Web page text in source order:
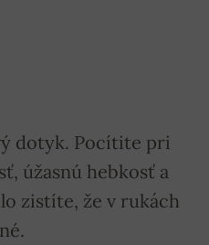
dotyk. Pocítite pri
úžasnú hebkosť a
zistíte, že v rukách